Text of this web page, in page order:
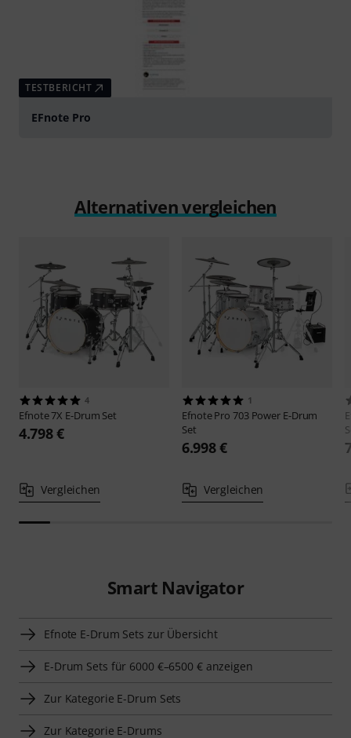
TESTBERICHT
EFnote Pro
Alternativen vergleichen
4
Efnote7X E-Drum Set
4.798 €
Vergleichen
1
EfnotePro 703 Power E-Drum
Set
6.998 €
Vergleichen
Smart Navigator
Efnote E-Drum Sets zur Übersicht
E-Drum Sets für 6000 €–6500 € anzeigen
Zur Kategorie E-Drum Sets
Zur Kategorie E-Drums